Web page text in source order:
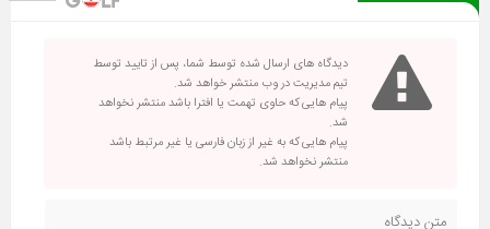
دیدگاه های ارسال شده توسط شما، پس از تایید توسط
تیم مدیریت در وب منتشر خواهد شد.
پیام هایی که حاوی تهمت یا افترا باشد منتشر نخواهد
شد.
پیام هایی که به غیر از زبان فارسی یا غیر مرتبط باشد
منتشر نخواهد شد.